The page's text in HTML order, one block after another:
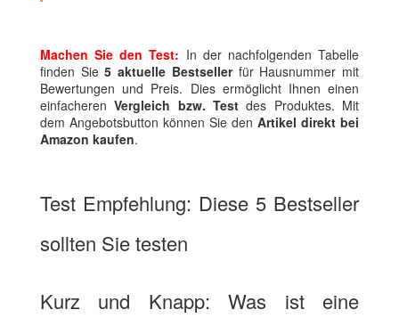
Machen Sie den Test: In der nachfolgenden Tabelle
finden Sie5 aktuelle Bestsellerfür Hausnummer mit
Bewertungen und Preis. Dies ermöglicht Ihnen einen
einfacherenVergleich bzw. Test des Produktes. Mit
dem Angebotsbutton können Sie den Artikel direkt bei
Amazon kaufen.
Test Empfehlung: Diese 5 Bestseller
sollten Sie testen
Kurz und Knapp: Was ist eine